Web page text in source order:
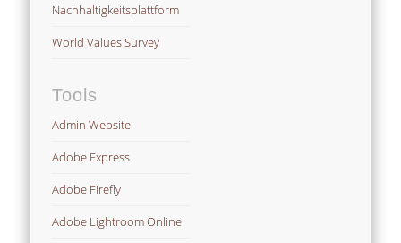
Nachhaltigkeitsplattform
World Values Survey
Tools
Admin Website
Adobe Express
Adobe Firefly
Adobe Lightroom Online